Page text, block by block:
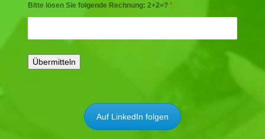
Bitte lösen Sie folgende Rechnung: 2+2=? *
Auf LinkedIn folgen